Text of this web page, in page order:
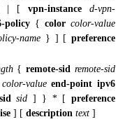
| [ vpn-instance
d-vpn-
policy { color color-value
name } ] [ preference
{remote-sid remote-sid
color-value end-point ipv6
sid sid ] } * [ preference
] [ description text ]